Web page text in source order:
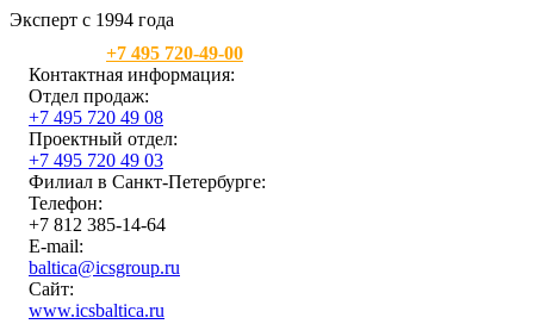
Эксперт с 1994 года
+7 495 720-49-00
Контактная информация:
Отдел продаж:
+7 495 720 49 08
Проектный отдел:
+7 495 720 49 03
Филиал в Санкт-Петербурге:
Телефон:
+7 812 385-14-64
E-mail:
baltica@icsgroup.ru
Сайт:
www.icsbaltica.ru